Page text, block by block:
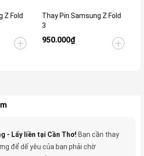
Z Fold
Thay Pin Samsung Z Fold
3
950.000₫
- Lấy liền tại Cần Thơ! Bạn cần thay
để dế yêu của bạn phải chờ